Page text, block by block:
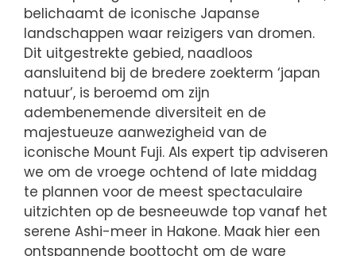
belichaamt de iconische Japanse
landschappen waar reizigers van dromen.
Dit uitgestrekte gebied, naadloos
aansluitend bij de bredere zoekterm ‘japan
natuur’, is beroemd om zijn
adembenemende diversiteit en de
majestueuze aanwezigheid van de
iconische Mount Fuji. Als expert tip adviseren
we om de vroege ochtend of late middag
te plannen voor de meest spectaculaire
uitzichten op de besneeuwde top vanaf het
serene Ashi-meer in Hakone. Maak hier een
ontspannende boottocht om de ware